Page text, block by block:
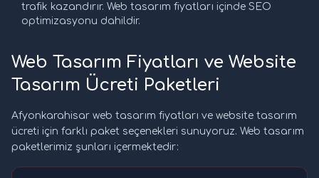
trafik kazandırır. Web tasarım fiyatları içinde SEO
optimizasyonu dahildir.
Web Tasarım Fiyatları ve Website
Tasarım Ücreti Paketleri
Afyonkarahisar web tasarım fiyatları ve website tasarım
ücreti için farklı paket seçenekleri sunuyoruz. Web tasarım
paketlerimiz şunları içermektedir: